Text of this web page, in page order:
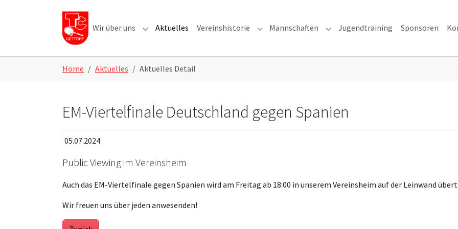
Wir über uns Submenu for "Wir über uns"
Aktuelles Vereinshistorie Submenu for "Vereinshistorie"
Mannschaften Submenu for "Mannschaften"
Jugendtraining Sponsoren
Home Aktuelles Aktuelles Detail
EM-Viertelfinale Deutschland gegen Spanien
05.07.2024
Public Viewing im Vereinsheim
Auch das EM-Viertelfinale gegen Spanien wird am Freitag ab 18:00 in unserem Vereinsheim auf der Leinwand
Wir freuen uns über jeden anwesenden!